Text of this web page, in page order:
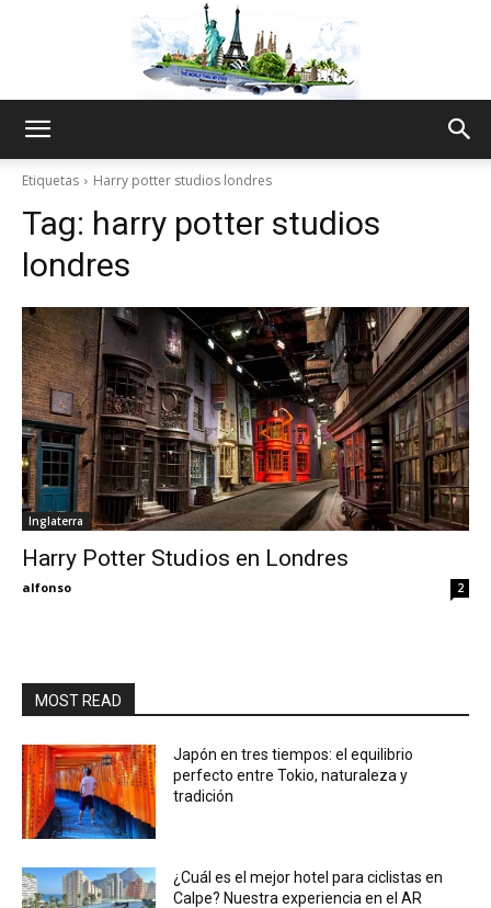
Thru
My
Etiquetas Harry potter studios londres
Tag: harry potter studios
londres
Inglaterra
Harry Potter Studios en Londres
alfonso 2
MOST READ
Japón en tres tiempos: el equilibrio
perfecto entre Tokio, naturaleza y
tradición
¿Cuál es el mejor hotel para ciclistas en
Calpe? Nuestra experiencia en el AR